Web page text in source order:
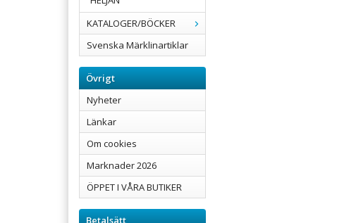
KATALOGER/BÖCKER
Svenska Märklinartiklar
Övrigt
Nyheter
Länkar
Om cookies
Marknader 2026
ÖPPET I VÅRA BUTIKER
Betalsätt